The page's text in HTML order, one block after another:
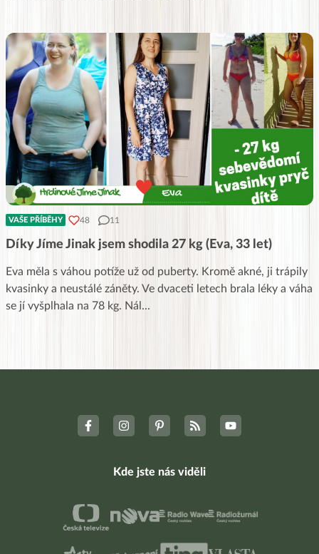
VAŠE PŘÍBĚHY 48 11
Díky Jíme Jinak jsem shodila 27 kg (Eva, 33 let)
Eva měla s váhou potíže už od puberty. Kromě akné, ji trápily
kvasinky a neustálé záněty. Ve dvaceti letech brala léky a váha
se jí vyšplhala na 78 kg. Nál ...
Kde jste nás viděli